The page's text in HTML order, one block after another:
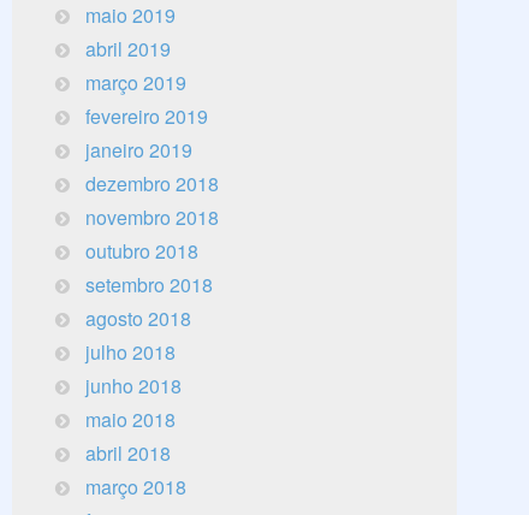
maio 2019
abril 2019
março 2019
fevereiro 2019
janeiro 2019
dezembro 2018
novembro 2018
outubro 2018
setembro 2018
agosto 2018
julho 2018
junho 2018
maio 2018
abril 2018
março 2018